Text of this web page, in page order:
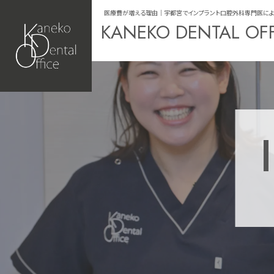
医療費が増える理由｜宇都宮でインプラント口腔外科専門医によ
KANEKO DENTAL